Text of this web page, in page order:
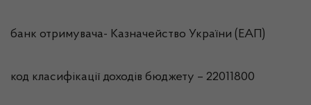
банк отримувача- Казначейство України (ЕАП)
код класифікації доходів бюджету – 22011800